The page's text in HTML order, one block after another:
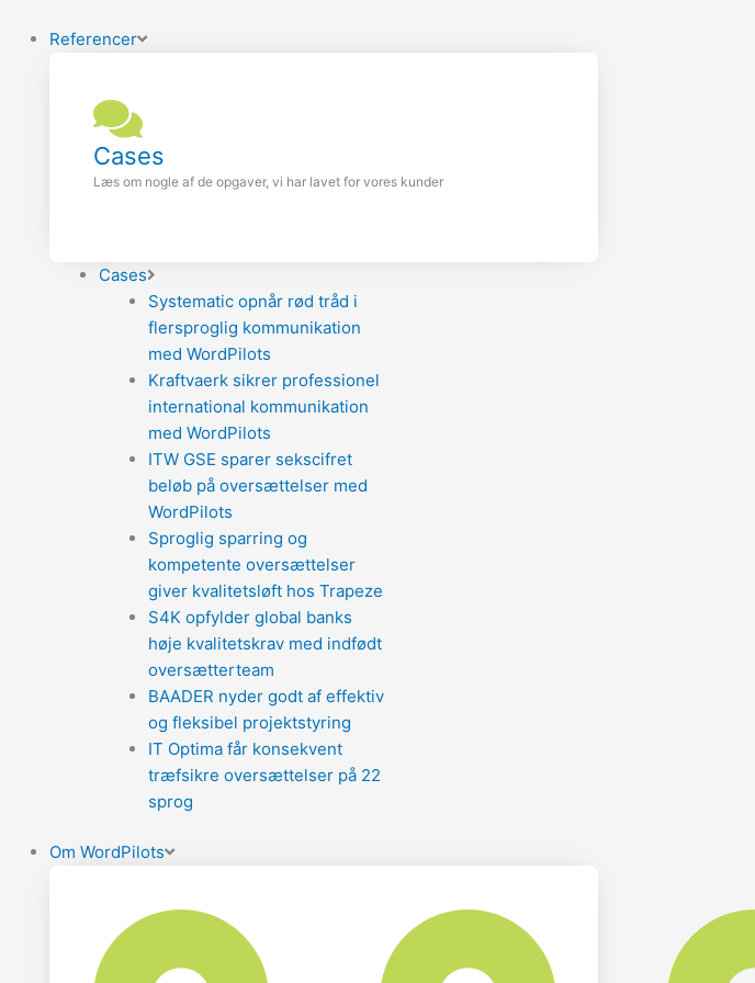
Referencer
Cases
Læs om nogle af de opgaver, vi har lavet for vores kunder
Cases
Systematic opnår rød tråd i
flersproglig kommunikation
med WordPilots
Kraftvaerk sikrer professionel
international kommunikation
med WordPilots
ITW GSE sparer sekscifret
beløb på oversættelser med
WordPilots
Sproglig sparring og
kompetente oversættelser
giver kvalitetsløft hos Trapeze
S4K opfylder global banks
høje kvalitetskrav med indfødt
oversætterteam
BAADER nyder godt af effektiv
og fleksibel projektstyring
IT Optima får konsekvent
træfsikre oversættelser på 22
sprog
Om WordPilots